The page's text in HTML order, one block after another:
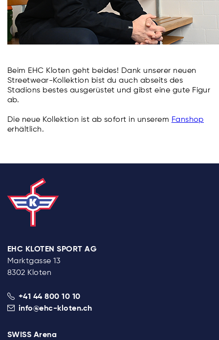
Beim EHC Kloten geht beides! Dank unserer neuen
Streetwear-Kollektion bist du auch abseits des
Stadions bestes ausgerüstet und gibst eine gute Figur
ab.
Die neue Kollektion ist ab sofort in unserem Fanshop
erhältlich.
EHC KLOTEN SPORT AG
Marktgasse 13
8302 Kloten
+41 44 800 10 10
info@ehc-kloten.ch
SWISS Arena